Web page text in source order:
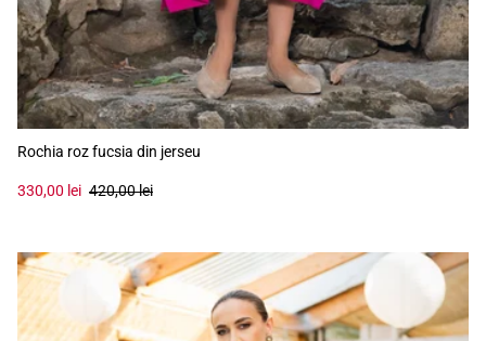
Rochia roz fucsia din jerseu
330,00 lei 420,00 lei